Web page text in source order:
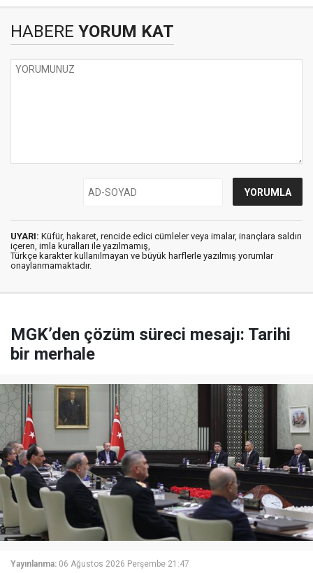
HABERE YORUM KAT
UYARI: Küfür, hakaret, rencide edici cümleler veya imalar, inançlara saldırı
içeren, imla kuralları ile yazılmamış,
Türkçe karakter kullanılmayan ve büyük harflerle yazılmış yorumlar
onaylanmamaktadır.
MGK’den çözüm süreci mesajı: Tarihi
bir merhale
Yayınlanma: 06 Ağustos 2026 Perşembe 21:47